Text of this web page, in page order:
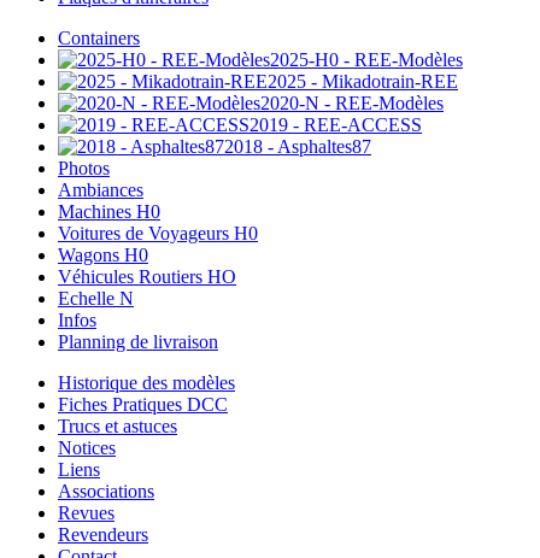
Containers
2025-H0 - REE-Modèles
2025 - Mikadotrain-REE
2020-N - REE-Modèles
2019 - REE-ACCESS
2018 - Asphaltes87
Photos
Ambiances
Machines H0
Voitures de Voyageurs H0
Wagons H0
Véhicules Routiers HO
Echelle N
Infos
Planning de livraison
Historique des modèles
Fiches Pratiques DCC
Trucs et astuces
Notices
Liens
Associations
Revues
Revendeurs